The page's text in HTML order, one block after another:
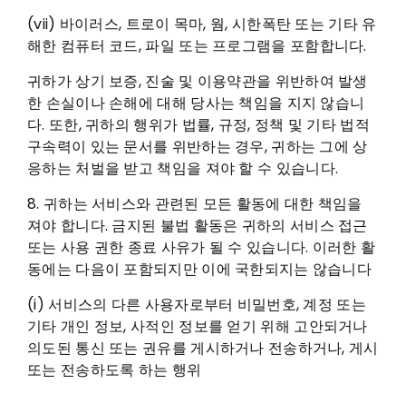
(vii) 바이러스, 트로이 목마, 웜, 시한폭탄 또는 기타 유
해한 컴퓨터 코드, 파일 또는 프로그램을 포함합니다.
귀하가 상기 보증, 진술 및 이용약관을 위반하여 발생
한 손실이나 손해에 대해 당사는 책임을 지지 않습니
다. 또한, 귀하의 행위가 법률, 규정, 정책 및 기타 법적
구속력이 있는 문서를 위반하는 경우, 귀하는 그에 상
응하는 처벌을 받고 책임을 져야 할 수 있습니다.
8. 귀하는 서비스와 관련된 모든 활동에 대한 책임을
져야 합니다. 금지된 불법 활동은 귀하의 서비스 접근
또는 사용 권한 종료 사유가 될 수 있습니다. 이러한 활
동에는 다음이 포함되지만 이에 국한되지는 않습니다
(i) 서비스의 다른 사용자로부터 비밀번호, 계정 또는
기타 개인 정보, 사적인 정보를 얻기 위해 고안되거나
의도된 통신 또는 권유를 게시하거나 전송하거나, 게시
또는 전송하도록 하는 행위